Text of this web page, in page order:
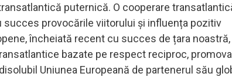
puternică. O cooperare
provocările viitorului și influența pozitiv
încheiată recent cu succes de țara noastră,
bazate pe respect reciproc,
Uniunea Europeană de partenerul său